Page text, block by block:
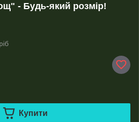
- Будь-який розмір!
Купити